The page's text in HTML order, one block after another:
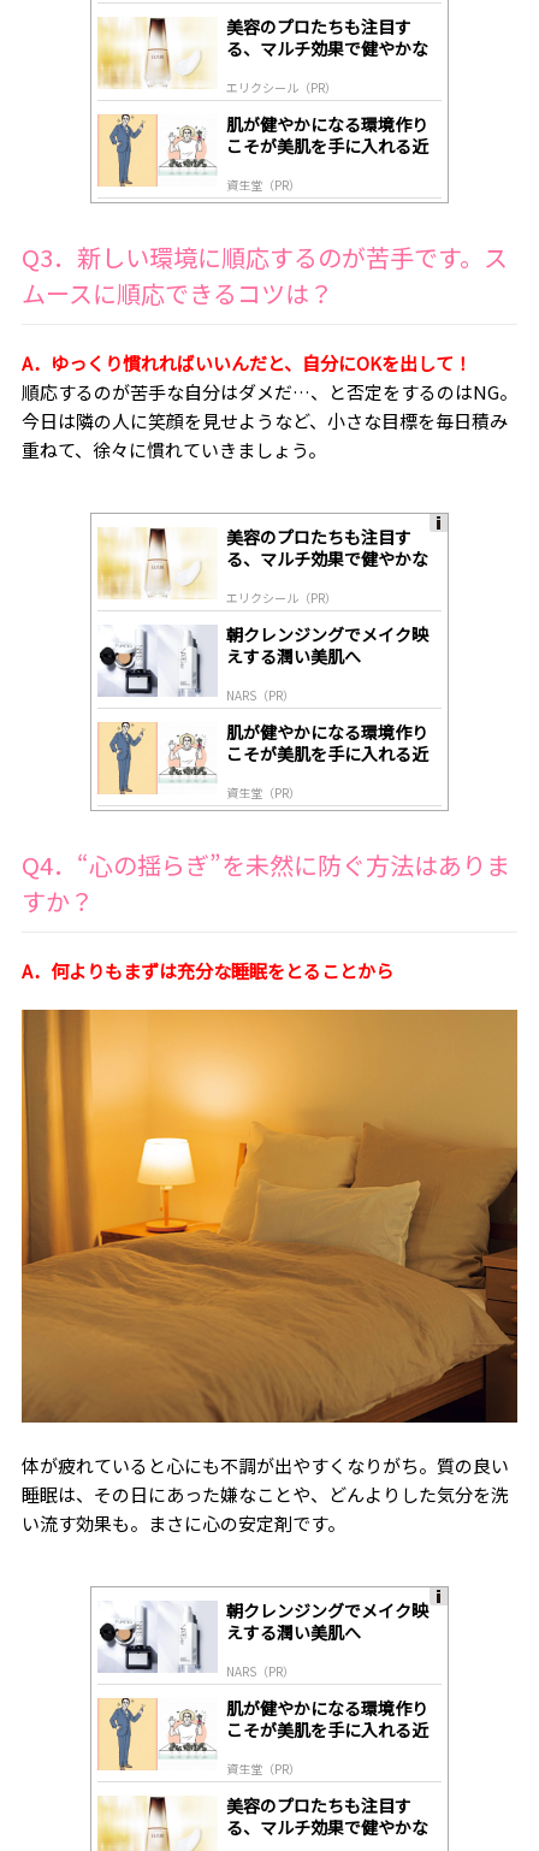
美容のプロたちも注目す
る、マルチ効果で健やかな
エリクシール（PR）
肌が健やかになる環境作り
こそが美肌を手に入れる近
資生堂（PR）
Q3．新しい環境に順応するのが苦手です。ス
ムースに順応できるコツは？
A．ゆっくり慣れればいいんだと、自分にOKを出して！
順応するのが苦手な自分はダメだ…、と否定をするのはNG。
今日は隣の人に笑顔を見せようなど、小さな目標を毎日積み
重ねて、徐々に慣れていきましょう。
美容のプロたちも注目す
る、マルチ効果で健やかな
エリクシール（PR）
朝クレンジングでメイク映
えする潤い美肌へ
NARS（PR）
肌が健やかになる環境作り
こそが美肌を手に入れる近
資生堂（PR）
Q4．“心の揺らぎ”を未然に防ぐ方法はありま
すか？
A．何よりもまずは充分な睡眠をとることから
体が疲れていると心にも不調が出やすくなりがち。質の良い
睡眠は、その日にあった嫌なことや、どんよりした気分を洗
い流す効果も。まさに心の安定剤です。
朝クレンジングでメイク映
えする潤い美肌へ
NARS（PR）
肌が健やかになる環境作り
こそが美肌を手に入れる近
資生堂（PR）
美容のプロたちも注目す
る、マルチ効果で健やかな